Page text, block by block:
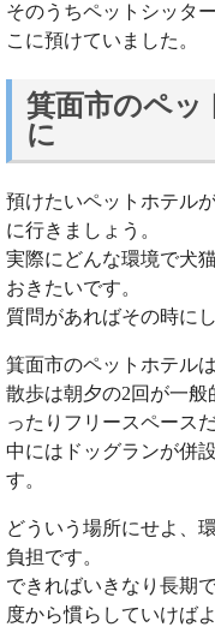
そのうちペットシッタ
こに預けていました。
箕面市のペッ
に
預けたいペットホテル
に行きましょう。
実際にどんな環境で犬
おきたいです。
質問があればその時に
箕面市のペットホテル
散歩は朝夕の2回が一
ったりフリースペース
中にはドッグランが併
す。
どういう場所にせよ、
負担です。
できればいきなり長期
度から慣らしていけば